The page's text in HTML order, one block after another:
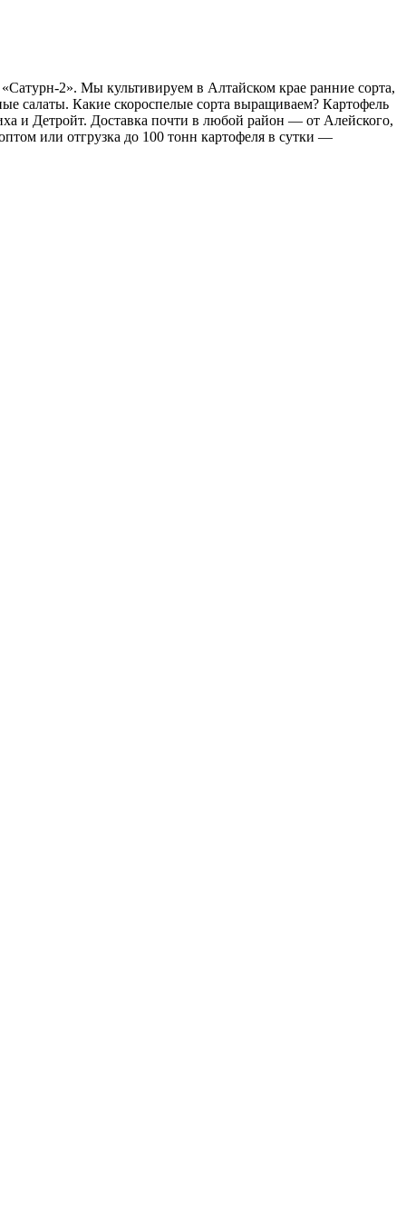
2». Мы культивируем в Алтайском крае ранние сорта,
салаты. Какие скороспелые сорта выращиваем? Картофель
и Детройт. Доставка почти в любой район — от Алейского,
или отгрузка до 100 тонн картофеля в сутки —